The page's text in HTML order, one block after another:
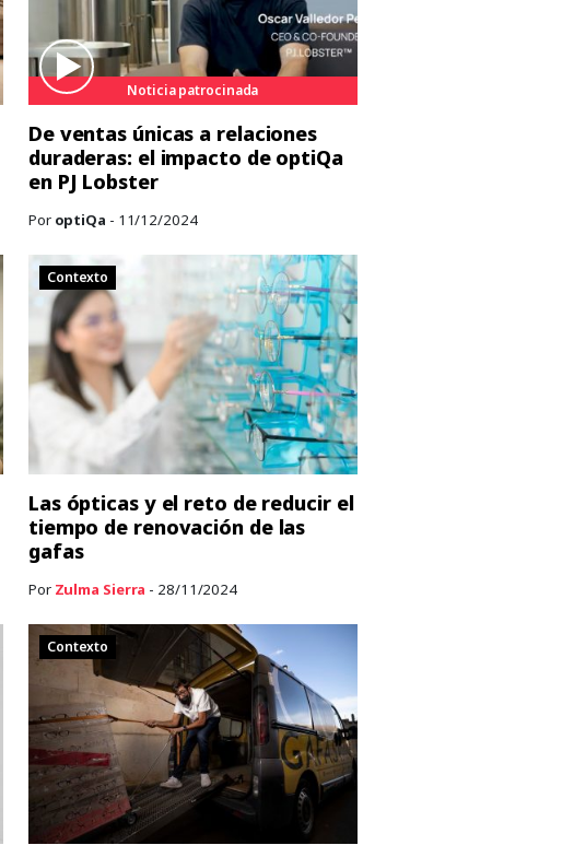
Noticia patrocinada
De ventas únicas a relaciones
duraderas: el impacto de optiQa
en PJ Lobster
Por optiQa - 11/12/2024
Contexto
Las ópticas y el reto de reducir el
tiempo de renovación de las
gafas
Por Zulma Sierra - 28/11/2024
Contexto